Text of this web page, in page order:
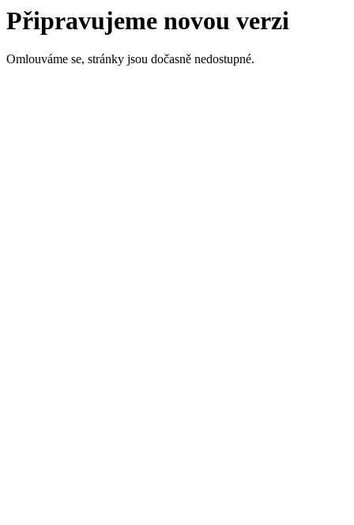
Připravujeme novou verzi
Omlouváme se, stránky jsou dočasně nedostupné.